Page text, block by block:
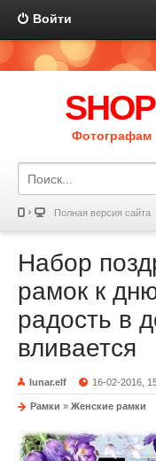
Войти
Фотографам
Полная версия сайта
Набор
рамок к
радость в
вливается
lunar.elf 16-02-2016,
Рамки » Женские рамки